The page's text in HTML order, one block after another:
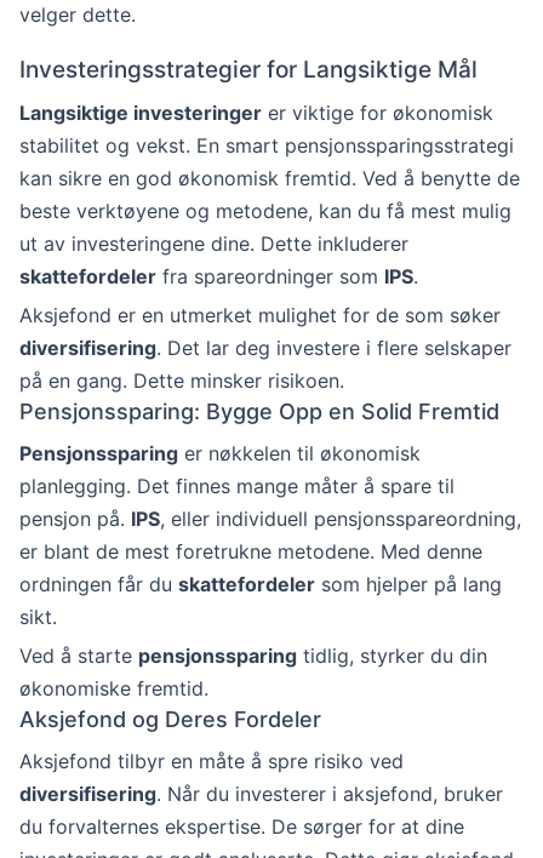
velger dette.
Investeringsstrategier for Langsiktige Mål
Langsiktige investeringer er viktige for økonomisk
stabilitet og vekst. En smart pensjonssparingsstrategi
kan sikre en god økonomisk fremtid. Ved å benytte de
beste verktøyene og metodene, kan du få mest mulig
ut av investeringene dine. Dette inkluderer
skattefordeler fra spareordninger som IPS.
Aksjefond er en utmerket mulighet for de som søker
diversifisering. Det lar deg investere i flere selskaper
på en gang. Dette minsker risikoen.
Pensjonssparing: Bygge Opp en Solid Fremtid
Pensjonssparing er nøkkelen til økonomisk
planlegging. Det finnes mange måter å spare til
pensjon på. IPS, eller individuell pensjonsspareordning,
er blant de mest foretrukne metodene. Med denne
ordningen får du skattefordeler som hjelper på lang
sikt.
Ved å starte pensjonssparing tidlig, styrker du din
økonomiske fremtid.
Aksjefond og Deres Fordeler
Aksjefond tilbyr en måte å spre risiko ved
diversifisering. Når du investerer i aksjefond, bruker
du forvalternes ekspertise. De sørger for at dine